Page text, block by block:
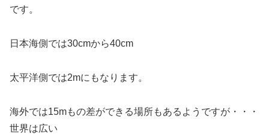
です。
日本海側では30cmから40cm
太平洋側では2mにもなります。
海外では15mもの差ができる場所もあるようですが・・・
世界は広い